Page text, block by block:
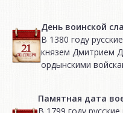
День воинской
В 1380 году
князем Дмитрием
ордынскими
Памятная дата